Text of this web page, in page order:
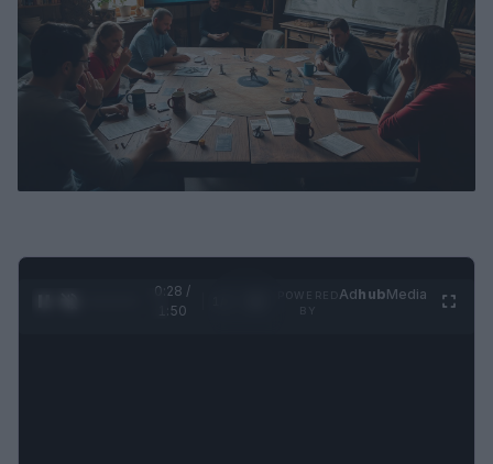
0:28 /
1:50
AdhubMedia